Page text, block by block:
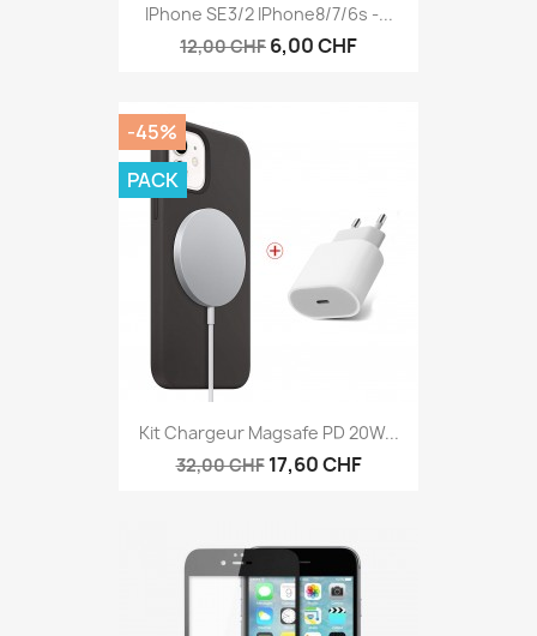
IPhone SE3/2 IPhone8/7/6s -...
12,00 CHF 6,00 CHF
Kit Chargeur Magsafe PD 20W...
32,00 CHF 17,60 CHF
-45%
PACK